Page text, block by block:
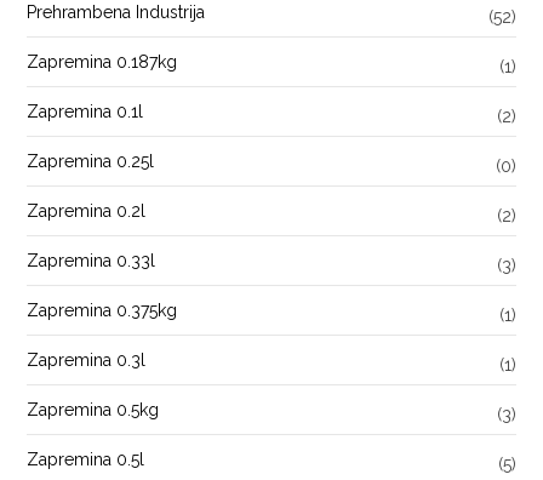
Prehrambena Industrija (52)
Zapremina 0.187kg (1)
Zapremina 0.1l (2)
Zapremina 0.25l (0)
Zapremina 0.2l (2)
Zapremina 0.33l (3)
Zapremina 0.375kg (1)
Zapremina 0.3l (1)
Zapremina 0.5kg (3)
Zapremina 0.5l (5)